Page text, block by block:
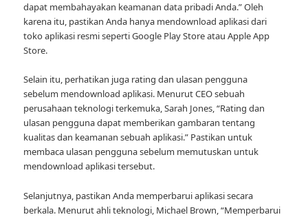
dapat membahayakan keamanan data pribadi Anda.” Oleh
karena itu, pastikan Anda hanya mendownload aplikasi dari
toko aplikasi resmi seperti Google Play Store atau Apple App
Store.
Selain itu, perhatikan juga rating dan ulasan pengguna
sebelum mendownload aplikasi. Menurut CEO sebuah
perusahaan teknologi terkemuka, Sarah Jones, “Rating dan
ulasan pengguna dapat memberikan gambaran tentang
kualitas dan keamanan sebuah aplikasi.” Pastikan untuk
membaca ulasan pengguna sebelum memutuskan untuk
mendownload aplikasi tersebut.
Selanjutnya, pastikan Anda memperbarui aplikasi secara
berkala. Menurut ahli teknologi, Michael Brown, “Memperbarui